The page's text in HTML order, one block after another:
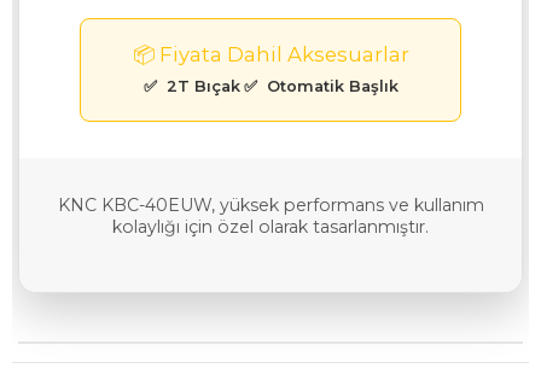
📦 Fiyata Dahil Aksesuarlar
2T Bıçak Otomatik Başlık
KNC KBC-40EUW, yüksek performans ve kullanım
kolaylığı için özel olarak tasarlanmıştır.